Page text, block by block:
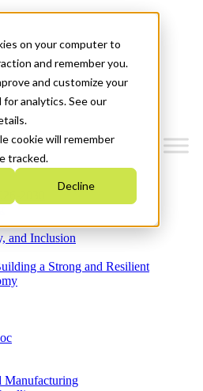
on your computer to
and remember you.
and customize your
analytics. See our
cookie will remember
tracked.
Decline
2030
and Inclusion
a Strong and Resilient
Manufacturing